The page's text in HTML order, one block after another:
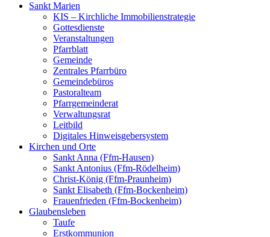
Sankt Marien
KIS – Kirchliche Immobilienstrategie
Gottesdienste
Veranstaltungen
Pfarrblatt
Gemeinde
Zentrales Pfarrbüro
Gemeindebüros
Pastoralteam
Pfarrgemeinderat
Verwaltungsrat
Leitbild
Digitales Hinweisgebersystem
Kirchen und Orte
Sankt Anna (Ffm-Hausen)
Sankt Antonius (Ffm-Rödelheim)
Christ-König (Ffm-Praunheim)
Sankt Elisabeth (Ffm-Bockenheim)
Frauenfrieden (Ffm-Bockenheim)
Glaubensleben
Taufe
Erstkommunion